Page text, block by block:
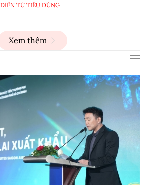
ĐIỆN TỬ TIÊU DÙNG
Xem thêm